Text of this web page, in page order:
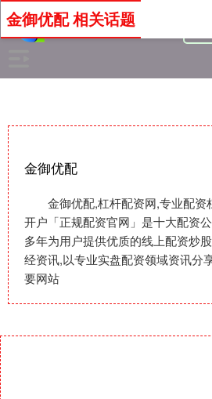
金御优配
金御优配,杠杆配资网,专业配资
开户「正规配资官网」是十大配资
多年为用户提供优质的线上配资炒
经资讯,以专业实盘配资领域资讯分
要网站
金御优配 相关话题